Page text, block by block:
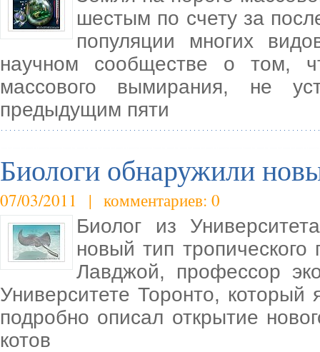
шестым по счету за
популяции многих
научном сообществе о том,
массового вымирания, не
предыдущим пяти
Биологи обнаружили
07/03/2011 | комментариев: 0
Биолог из
новый тип тропического
Лавджой, профессор
Университете Торонто, который
подробно описал открытие
котов